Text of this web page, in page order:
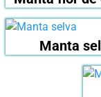
Manta